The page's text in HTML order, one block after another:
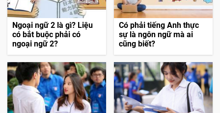
Ngoại ngữ 2 là gì? Liệu
có bắt buộc phải có
ngoại ngữ 2?
Có phải tiếng Anh thực
sự là ngôn ngữ mà ai
cũng biết?